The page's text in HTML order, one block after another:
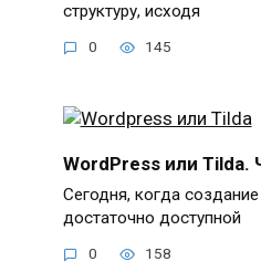
структуру, исходя
0 145
WordPress или Tilda.
Сегодня, когда создание
достаточно доступной
0 158